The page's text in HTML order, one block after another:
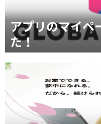
アプリのマイペ
た！